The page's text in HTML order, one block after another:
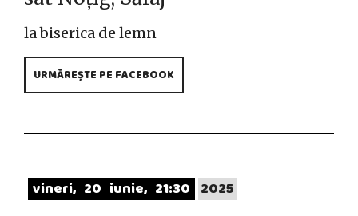
la biserica de lemn
URMĂREȘTE PE FACEBOOK
vineri 20 iunie 21:30 2025